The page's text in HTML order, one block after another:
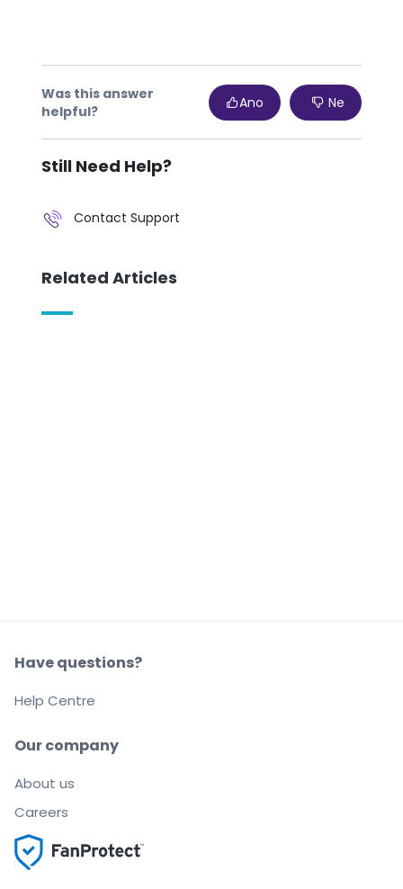
Was this answer
helpful?
Ano Ne
Still Need Help?
Contact Support
Related Articles
Our company
About us
Careers
Have questions?
Help Centre